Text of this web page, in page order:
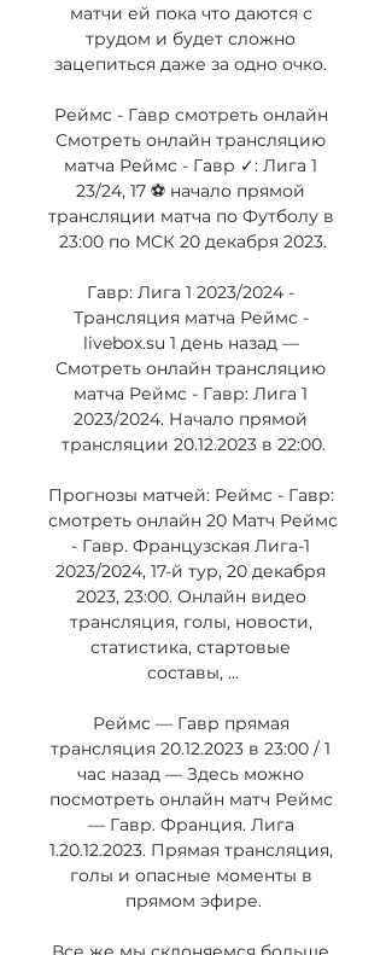
матчи ей пока что даются с
трудом и будет сложно
зацепиться даже за одно очко.
Реймс - Гавр смотреть онлайн
Смотреть онлайн трансляцию
матча Реймс - Гавр ✓: Лига 1
23/24, 17 ⚽ начало прямой
трансляции матча по Футболу в
23:00 по МСК 20 декабря 2023.
Гавр: Лига 1 2023/2024 -
Трансляция матча Реймс -
livebox.su 1 день назад —
Смотреть онлайн трансляцию
матча Реймс - Гавр: Лига 1
2023/2024. Начало прямой
трансляции 20.12.2023 в 22:00.
Прогнозы матчей: Реймс - Гавр:
смотреть онлайн 20 Матч Реймс
- Гавр. Французская Лига-1
2023/2024, 17-й тур, 20 декабря
2023, 23:00. Онлайн видео
трансляция, голы, новости,
статистика, стартовые
составы, ...
Реймс — Гавр прямая
трансляция 20.12.2023 в 23:00 / 1
час назад — Здесь можно
посмотреть онлайн матч Реймс
— Гавр. Франция. Лига
1.20.12.2023. Прямая трансляция,
голы и опасные моменты в
прямом эфире.